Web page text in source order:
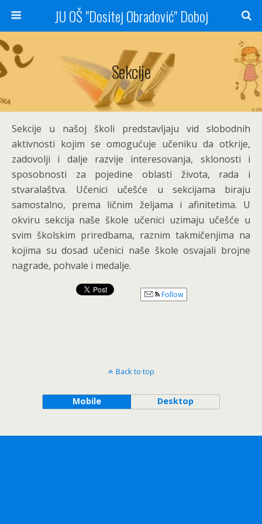
JU OŠ "Dositej Obradović" Doboj
Sekcije
Sekcije u našoj školi predstavljaju vid slobodnih
aktivnosti kojim se omogućuje učeniku da otkrije,
zadovolji i dalje razvije interesovanja, sklonosti i
sposobnosti za pojedine oblasti života, rada i
stvaralaštva. Učenici učešće u sekcijama biraju
samostalno, prema ličnim željama i afinitetima. U
okviru sekcija naše škole učenici uzimaju učešće u
svim školskim priredbama, raznim takmičenjima na
kojima su dosad učenici naše škole osvajali brojne
nagrade, pohvale i medalje.
Follow
Back to top
Mobile Desktop